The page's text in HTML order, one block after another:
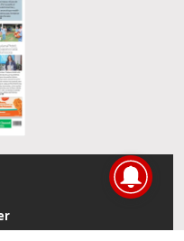
actualidad directamente en